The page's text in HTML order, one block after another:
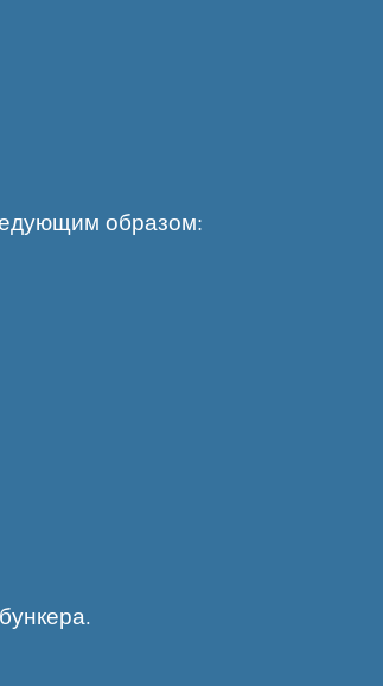
образом: